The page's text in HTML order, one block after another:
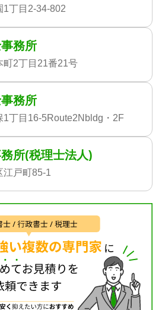
1丁目2-34-802
務所
町2丁目21番21号
務所
1丁目16-5Route2Nbldg・2F
所(税理士法人)
江戸町85-1